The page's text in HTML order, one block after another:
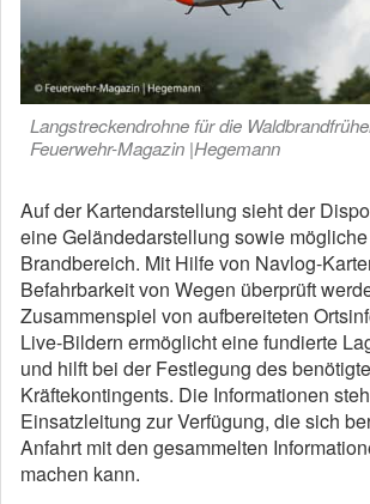
Langstreckendrohne für die
Feuerwehr-Magazin |Hegemann
Auf der Kartendarstellung sieht der
eine Geländedarstellung sowie
Brandbereich. Mit Hilfe von Navlog-
Befahrbarkeit von Wegen überprüft
Zusammenspiel von aufbereiteten
Live-Bildern ermöglicht eine fundierte
und hilft bei der Festlegung des
Kräftekontingents. Die Informationen
Einsatzleitung zur Verfügung, die sich
Anfahrt mit den gesammelten
machen kann.